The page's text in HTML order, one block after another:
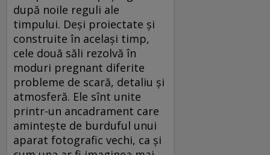
după noile reguli ale
timpului. Deși proiectate și
construite în același timp,
cele două săli rezolvă în
moduri pregnant diferite
probleme de scară, detaliu și
atmosferă. Ele sînt unite
printr-un ancadrament care
amintește de burduful unui
aparat fotografic vechi, ca și